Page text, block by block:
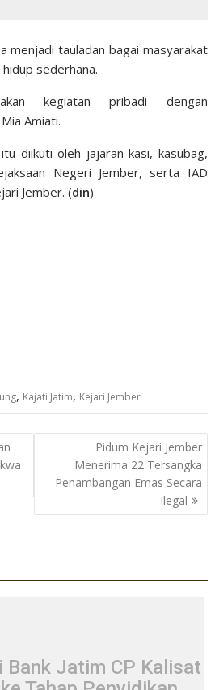
menjadi tauladan bagai masyarakat
sederhana.
kegiatan pribadi dengan
Amiati.
diikuti oleh jajaran kasi, kasubag,
Negeri Jember, serta IAD
Jember. (din)
, Kajati Jatim, Kejari Jember
Pidum Kejari Jember
Menerima 22 Tersangka
Penambangan Emas Secara
Ilegal
Bank Jatim CP Kalisat